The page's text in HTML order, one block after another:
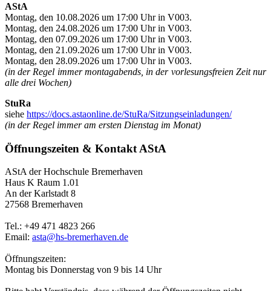
AStA
Montag, den 10.08.2026 um 17:00 Uhr in V003.
Montag, den 24.08.2026 um 17:00 Uhr in V003.
Montag, den 07.09.2026 um 17:00 Uhr in V003.
Montag, den 21.09.2026 um 17:00 Uhr in V003.
Montag, den 28.09.2026 um 17:00 Uhr in V003.
(in der Regel immer montagabends, in der vorlesungsfreien Zeit nur
alle drei Wochen)
StuRa
siehe https://docs.astaonline.de/StuRa/Sitzungseinladungen/
(in der Regel immer am ersten Dienstag im Monat)
Öffnungszeiten & Kontakt AStA
AStA der Hochschule Bremerhaven
Haus K Raum 1.01
An der Karlstadt 8
27568 Bremerhaven
Tel.: +49 471 4823 266
Email: asta@hs-bremerhaven.de
Öffnungszeiten:
Montag bis Donnerstag von 9 bis 14 Uhr